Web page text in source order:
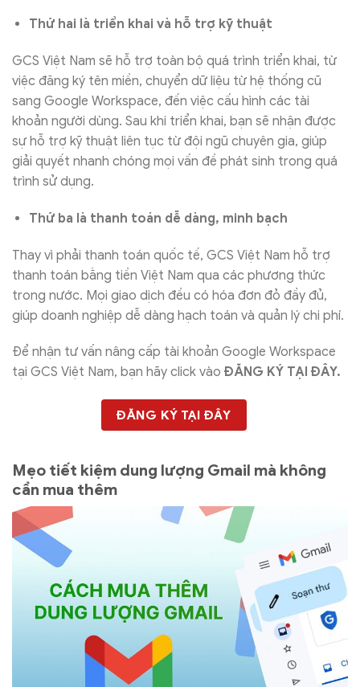
Thứ hai là triển khai và hỗ trợ kỹ thuật
GCS Việt Nam sẽ hỗ trợ toàn bộ quá trình triển khai, từ
việc đăng ký tên miền, chuyển dữ liệu từ hệ thống cũ
sang Google Workspace, đến việc cấu hình các tài
khoản người dùng. Sau khi triển khai, bạn sẽ nhận được
sự hỗ trợ kỹ thuật liên tục từ đội ngũ chuyên gia, giúp
giải quyết nhanh chóng mọi vấn đề phát sinh trong quá
trình sử dụng.
Thứ ba là thanh toán dễ dàng, minh bạch
Thay vì phải thanh toán quốc tế, GCS Việt Nam hỗ trợ
thanh toán bằng tiền Việt Nam qua các phương thức
trong nước. Mọi giao dịch đều có hóa đơn đỏ đầy đủ,
giúp doanh nghiệp dễ dàng hạch toán và quản lý chi phí.
Để nhận tư vấn nâng cấp tài khoản Google Workspace
tại GCS Việt Nam, bạn hãy click vào ĐĂNG KÝ TẠI ĐÂY.
ĐĂNG KÝ TẠI ĐÂY
Mẹo tiết kiệm dung lượng Gmail mà không
cần mua thêm